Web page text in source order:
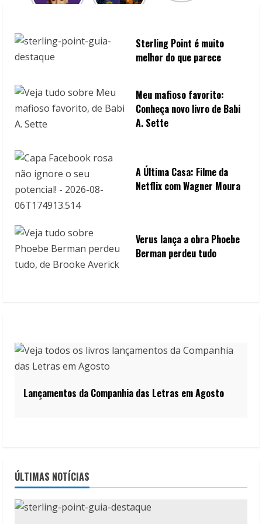
n
Sterling Point é muito
melhor do que parece
Meu mafioso favorito:
Conheça novo livro de Babi
A. Sette
A Última Casa: Filme da
Netflix com Wagner Moura
Verus lança a obra Phoebe
Berman perdeu tudo
Lançamentos da Companhia das Letras em Agosto
ÚLTIMAS NOTÍCIAS